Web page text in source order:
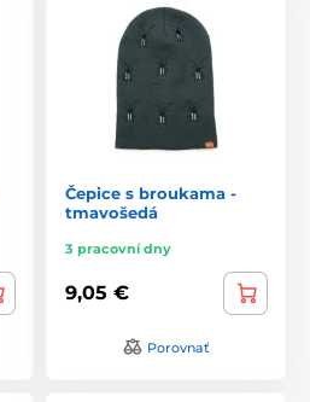
Čepice s broukama -
tmavošedá
3 pracovní dny
9,05 €
Porovnať